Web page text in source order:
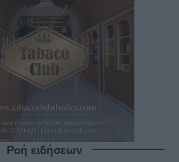
Ροή ειδήσεων